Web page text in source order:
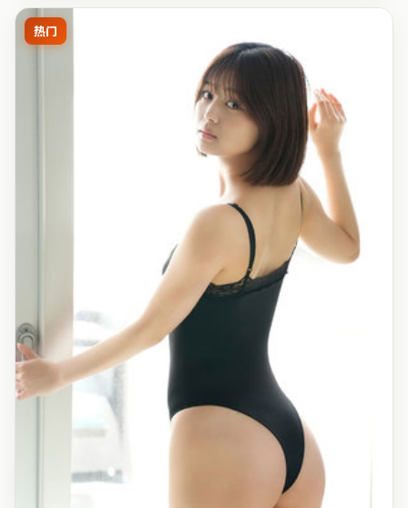
热门